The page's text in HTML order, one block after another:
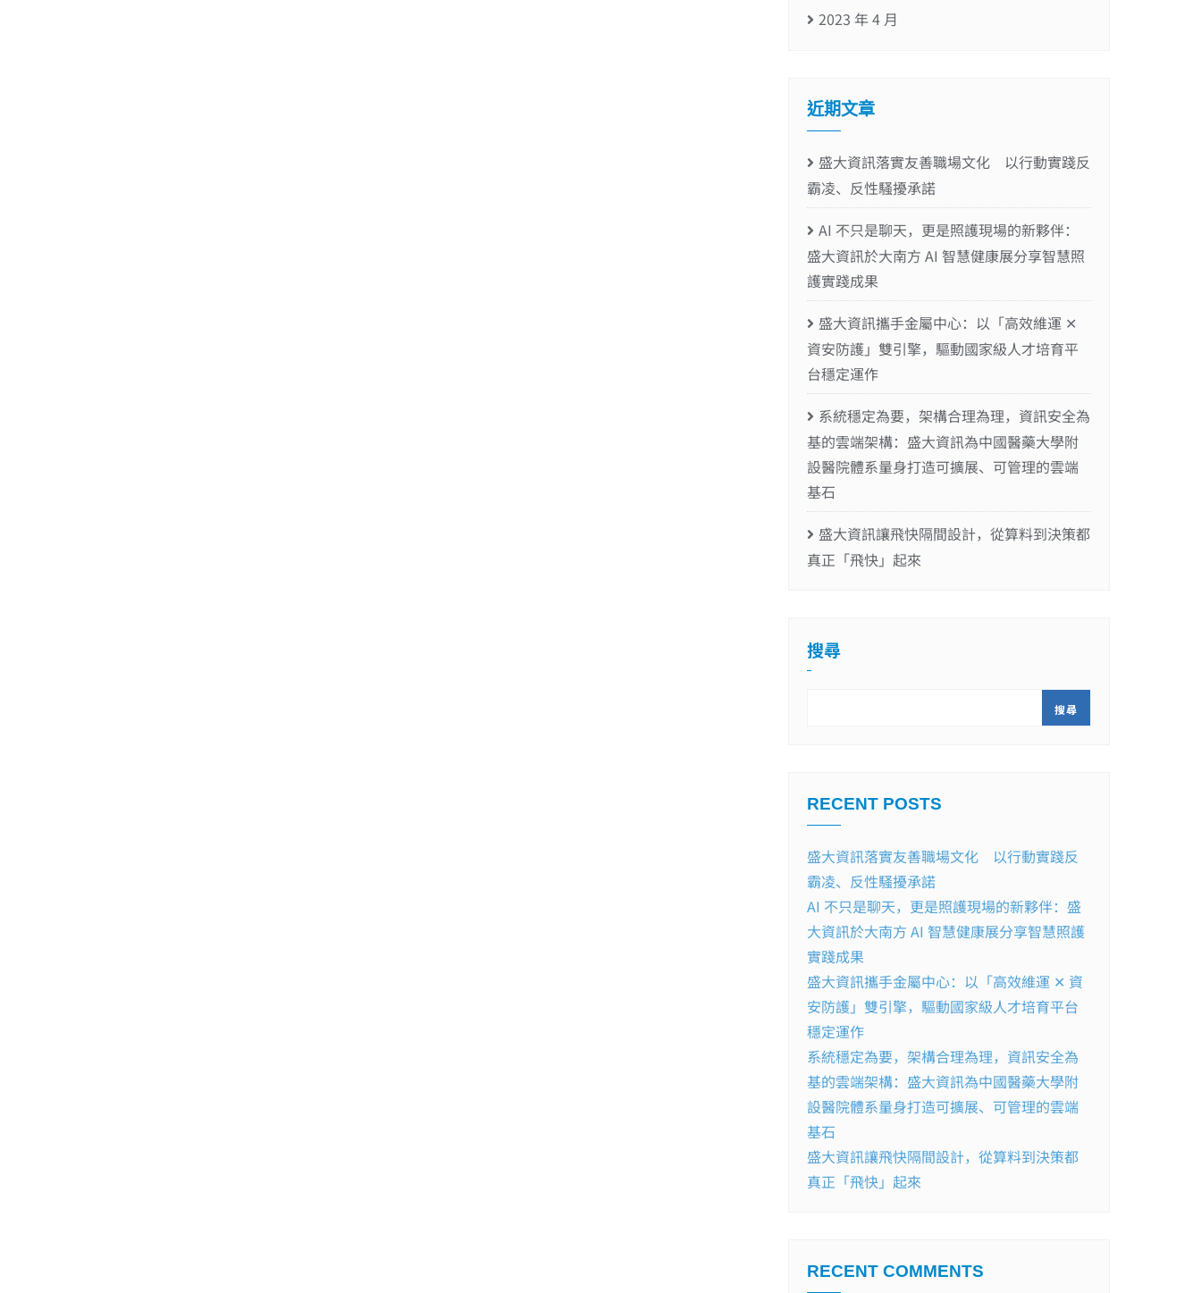
2023 年 4 月
近期文章
盛大資訊落實友善職場文化 以行動實踐反
霸凌、反性騷擾承諾
AI 不只是聊天，更是照護現場的新夥伴：
盛大資訊於大南方 AI 智慧健康展分享智慧照
護實踐成果
盛大資訊攜手金屬中心：以「高效維運 ✕
資安防護」雙引擎，驅動國家級人才培育平
台穩定運作
系統穩定為要，架構合理為理，資訊安全為
基的雲端架構：盛大資訊為中國醫藥大學附
設醫院體系量身打造可擴展、可管理的雲端
基石
盛大資訊讓飛快隔間設計，從算料到決策都
真正「飛快」起來
搜尋
搜尋
RECENT POSTS
盛大資訊落實友善職場文化 以行動實踐反
霸凌、反性騷擾承諾
AI 不只是聊天，更是照護現場的新夥伴：盛
大資訊於大南方 AI 智慧健康展分享智慧照護
實踐成果
盛大資訊攜手金屬中心：以「高效維運 ✕ 資
安防護」雙引擎，驅動國家級人才培育平台
穩定運作
系統穩定為要，架構合理為理，資訊安全為
基的雲端架構：盛大資訊為中國醫藥大學附
設醫院體系量身打造可擴展、可管理的雲端
基石
盛大資訊讓飛快隔間設計，從算料到決策都
真正「飛快」起來
RECENT COMMENTS